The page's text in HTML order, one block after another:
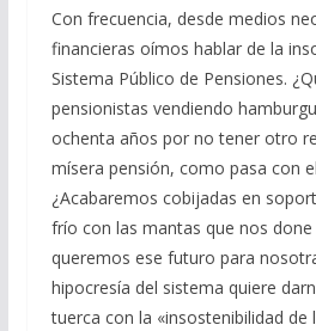
Con frecuencia, desde medios
financieras oímos hablar de la
Sistema Público de Pensiones.
pensionistas vendiendo
ochenta años por no tener otro
mísera pensión, como pasa con
¿Acabaremos cobijadas en
frío con las mantas que nos done
queremos ese futuro para
hipocresía del sistema quiere
tuerca con la «insostenibilidad de